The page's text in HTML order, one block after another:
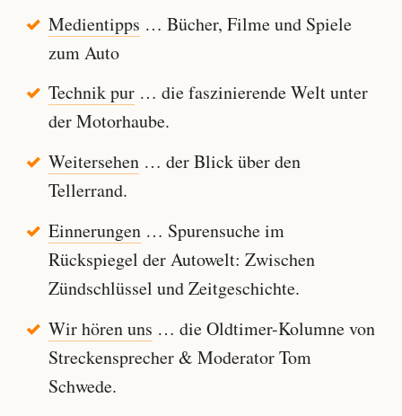
Medientipps … Bücher, Filme und Spiele
zum Auto
Technik pur… die faszinierende Welt unter
der Motorhaube.
Weitersehen… der Blick über den
Tellerrand.
Einnerungen… Spurensuche im
Rückspiegel der Autowelt: Zwischen
Zündschlüssel und Zeitgeschichte.
Wir hören uns … die Oldtimer-Kolumne von
Streckensprecher & Moderator Tom
Schwede.